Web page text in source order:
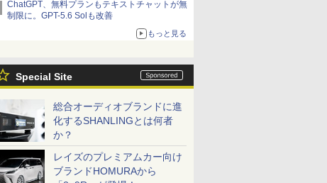
ChatGPT、無料プランもテキストチャットが無
制限に。GPT-5.6 Solも改善
もっと見る
Special Site
総合オーディオブランドに進
化するSHANLINGとは何者
か？
レイズのプレミアムカー向け
ブランドHOMURAから